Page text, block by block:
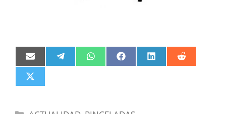
Compartir
en
Email
Compartir
en
Compartir
en
Compartir
en
Compartir
en
Compartir
en
Compartir
en